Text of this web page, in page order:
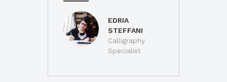
EDRIA
STEFFANI
Calligraphy
Specialist